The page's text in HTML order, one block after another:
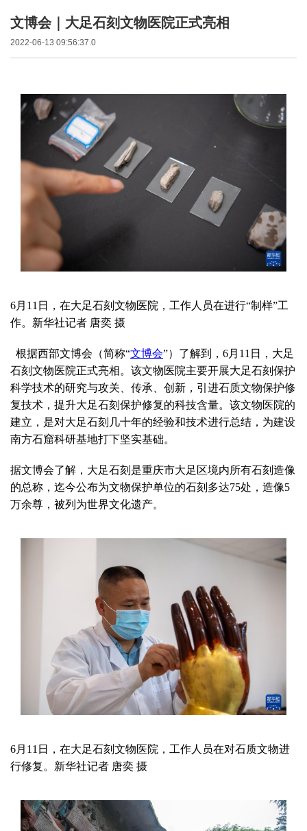
文博会｜大足石刻文物医院正式亮相
2022-06-13 09:56:37.0
6月11日，在大足石刻文物医院，工作人员在进行“制样”工
作。新华社记者 唐奕 摄
根据西部文博会（简称“文博会”）了解到，6月11日，大足
石刻文物医院正式亮相。该文物医院主要开展大足石刻保护
科学技术的研究与攻关、传承、创新，引进石质文物保护修
复技术，提升大足石刻保护修复的科技含量。该文物医院的
建立，是对大足石刻几十年的经验和技术进行总结，为建设
南方石窟科研基地打下坚实基础。
据文博会了解，大足石刻是重庆市大足区境内所有石刻造像
的总称，迄今公布为文物保护单位的石刻多达75处，造像5
万余尊，被列为世界文化遗产。
6月11日，在大足石刻文物医院，工作人员在对石质文物进
行修复。新华社记者 唐奕 摄